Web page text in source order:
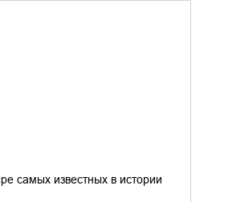
самых известных в истории